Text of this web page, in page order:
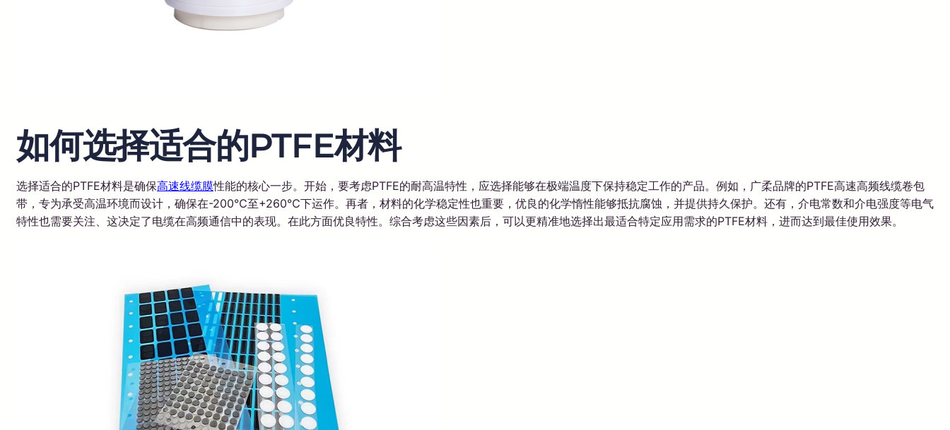
如何选择适合的PTFE材料
选择适合的PTFE材料是确保高速线缆膜性能的核心一步。开始，要考虑PTFE的耐高温特性，应选择能够在极端温度下保持稳定工作的产品。例如，广柔品牌的PTFE高速高频线缆卷包
带，专为承受高温环境而设计，确保在-200℃至+260℃下运作。再者，材料的化学稳定性也重要，优良的化学惰性能够抵抗腐蚀，并提供持久保护。还有，介电常数和介电强度等电气
特性也需要关注、这决定了电缆在高频通信中的表现。在此方面优良特性。综合考虑这些因素后，可以更精准地选择出最适合特定应用需求的PTFE材料，进而达到最佳使用效果。